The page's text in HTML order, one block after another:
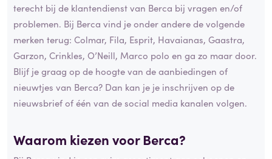
terecht bij de klantendienst van Berca bij vragen en/of
problemen. Bij Berca vind je onder andere de volgende
merken terug: Colmar, Fila, Esprit, Havaianas, Gaastra,
Garzon, Crinkles, O’Neill, Marco polo en ga zo maar door.
Blijf je graag op de hoogte van de aanbiedingen of
nieuwtjes van Berca? Dan kan je je inschrijven op de
nieuwsbrief of één van de social media kanalen volgen.
Waarom kiezen voor Berca?